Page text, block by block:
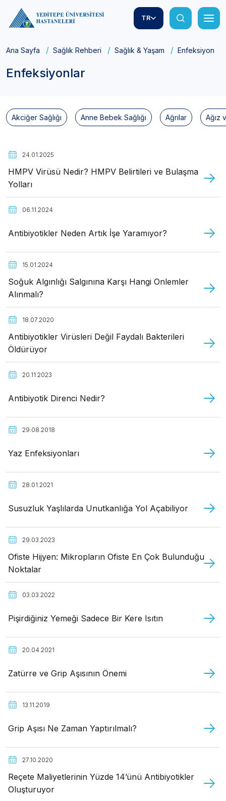
TR
Ana Sayfa Sağlık Rehberi Sağlık & Yaşam Enfeksiyonlar
Enfeksiyonlar
Akciğer Sağlığı Anne Bebek Sağlığı Ağrılar Ağız
24.01.2025
HMPV Virüsü Nedir? HMPV Belirtileri ve Bulaşma
Yolları
06.11.2024
Antibiyotikler Neden Artık İşe Yaramıyor?
15.01.2024
Soğuk Algınlığı Salgınına Karşı Hangi Önlemler
Alınmalı?
18.07.2020
Antibiyotikler Virüsleri Değil Faydalı Bakterileri
Öldürüyor
20.11.2023
Antibiyotik Direnci Nedir?
29.08.2018
Yaz Enfeksiyonları
28.01.2021
Susuzluk Yaşlılarda Unutkanlığa Yol Açabiliyor
29.03.2023
Ofiste Hijyen: Mikropların Ofiste En Çok Bulunduğu
Noktalar
03.03.2022
Pişirdiğiniz Yemeği Sadece Bir Kere Isıtın
20.04.2021
Zatürre ve Grip Aşısının Önemi
13.11.2019
Grip Aşısı Ne Zaman Yaptırılmalı?
27.10.2020
Reçete Maliyetlerinin Yüzde 14’ünü Antibiyotikler
Oluşturuyor